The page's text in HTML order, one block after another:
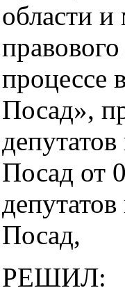
области
процессе
Посад»,
Посад от
Посад,
РЕШИЛ: